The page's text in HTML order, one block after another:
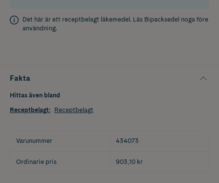
Det här är ett receptbelagt läkemedel. Läs Bipacksedel noga före
användning.
Fakta
Hittas även bland
Receptbelagt: Receptbelagt
Varunummer 434073
Ordinarie pris 903,10 kr